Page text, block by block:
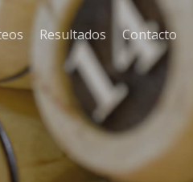
Resultados Contacto